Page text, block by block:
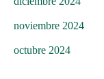
noviembre 2024
octubre 2024